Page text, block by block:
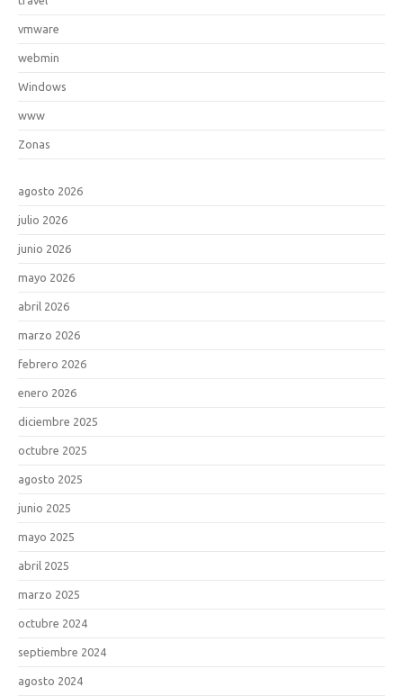
vmware
webmin
Windows
www
Zonas
agosto 2026
julio 2026
junio 2026
mayo 2026
abril 2026
marzo 2026
febrero 2026
enero 2026
diciembre 2025
octubre 2025
agosto 2025
junio 2025
mayo 2025
abril 2025
marzo 2025
octubre 2024
septiembre 2024
agosto 2024